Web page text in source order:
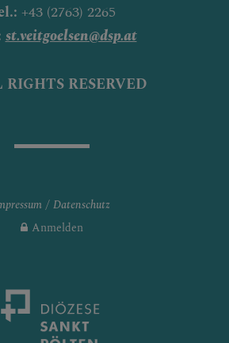
+43 (2763) 2265
st.veitgoelsen@dsp.at
RESERVED
Datenschutz
Anmelden